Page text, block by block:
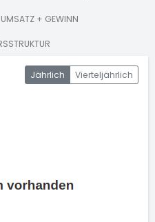
UMSATZ + GEWINN
Jährlich Vierteljährlich